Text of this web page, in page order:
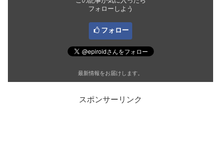
フォローしよう
フォロー
最新情報をお届けします。
スポンサーリンク